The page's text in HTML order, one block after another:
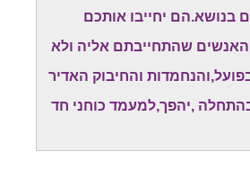
בנושא.הם יחייבו אותכם
האנשים שהתחייבתם אליה ולא
והחיבוק האדיר
,יהפך,למעמד כוחני חד